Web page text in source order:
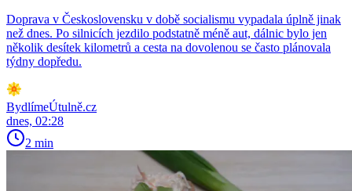
Doprava v Československu v době socialismu vypadala úplně jinak
než dnes. Po silnicích jezdilo podstatně méně aut, dálnic bylo jen
několik desítek kilometrů a cesta na dovolenou se často plánovala
týdny dopředu.
BydlímeÚtulně.cz
dnes, 02:28
2 min